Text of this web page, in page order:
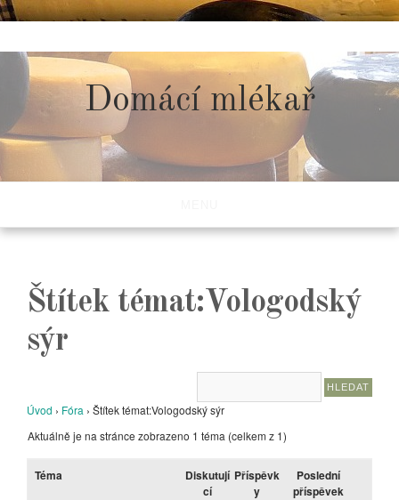
to
content
Domácí mlékař
Štítek témat:Vologodský
sýr
Úvod › Fóra › Štítek témat:Vologodský sýr
Aktuálně je na stránce zobrazeno 1 téma (celkem z 1)
Téma
Diskutují
cí
Příspěvk
y
Poslední
příspěvek